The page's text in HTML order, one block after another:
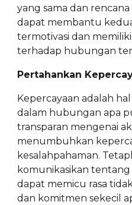
yang sama dan
dapat membantu
termotivasi dan
terhadap hubungan
Pertahankan
Kepercayaan adalah
dalam hubungan apa
transparan mengenai
menumbuhkan
kesalahpahaman.
komunikasikan tentang
dapat memicu rasa
dan komitmen sekecil